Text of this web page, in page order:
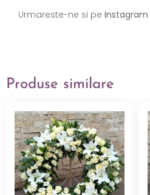
Urmareste-ne si pe Instagram
Produse similare